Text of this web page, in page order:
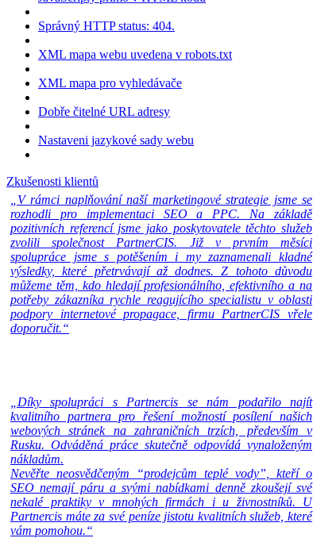
Správný HTTP status: 404.
XML mapa webu uvedena v robots.txt
XML mapa pro vyhledávače
Dobře čitelné URL adresy
Nastaveni jazykové sady webu
Zkušenosti klientů
„V rámci naplňování naší marketingové strategie jsme se
rozhodli pro implementaci SEO a PPC. Na základě
pozitivních referencí jsme jako poskytovatele těchto služeb
zvolili společnost PartnerCIS. Již v prvním měsíci
spolupráce jsme s potěšením i my zaznamenali kladné
výsledky, které přetrvávají až dodnes. Z tohoto důvodu
můžeme těm, kdo hledají profesionálního, efektivního a na
potřeby zákazníka rychle reagujícího specialistu v oblasti
podpory internetové propagace, firmu PartnerCIS vřele
doporučit.“
„Díky spolupráci s Partnercis se nám podařilo najít
kvalitního partnera pro řešení možností posílení našich
webových stránek na zahraničních trzích, především v
Rusku. Odváděná práce skutečně odpovídá vynaloženým
nákladům.
Nevěřte neosvědčeným “prodejcům teplé vody”, kteří o
SEO nemají páru a svými nabídkami denně zkoušejí své
nekalé praktiky v mnohých firmách i u živnostníků. U
Partnercis máte za své peníze jistotu kvalitních služeb, které
vám pomohou.“